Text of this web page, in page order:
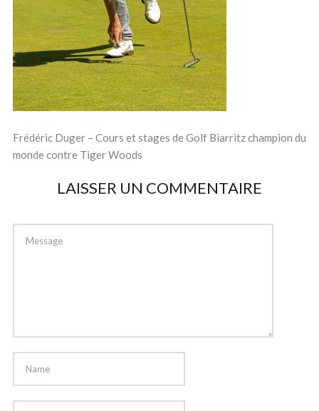
Frédéric Duger – Cours et stages de Golf Biarritz champion du
monde contre Tiger Woods
LAISSER UN COMMENTAIRE